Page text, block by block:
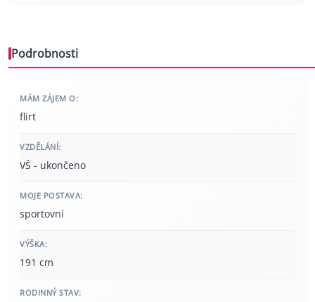
Podrobnosti
MÁM ZÁJEM O:
flirt
VZDĚLÁNÍ:
VŠ - ukončeno
MOJE POSTAVA:
sportovní
VÝŠKA:
191 cm
RODINNÝ STAV: